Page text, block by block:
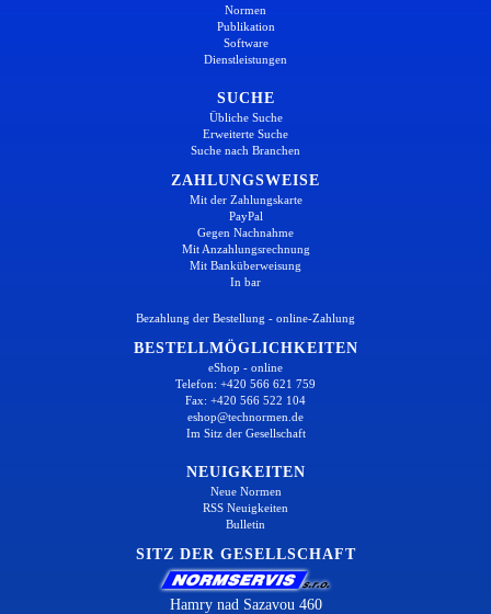
Normen
Publikation
Software
Dienstleistungen
SUCHE
Übliche Suche
Erweiterte Suche
Suche nach Branchen
ZAHLUNGSWEISE
Mit der Zahlungskarte
PayPal
Gegen Nachnahme
Mit Anzahlungsrechnung
Mit Banküberweisung
In bar
Bezahlung der Bestellung - online-Zahlung
BESTELLMÖGLICHKEITEN
eShop - online
Telefon: +420 566 621 759
Fax: +420 566 522 104
eshop@technormen.de
Im Sitz der Gesellschaft
NEUIGKEITEN
Neue Normen
RSS Neuigkeiten
Bulletin
SITZ DER GESELLSCHAFT
Hamry nad Sazavou 460